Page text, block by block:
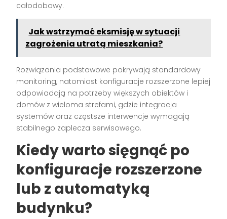
całodobowy.
Jak wstrzymać eksmisję w sytuacji
zagrożenia utratą mieszkania?
Rozwiązania podstawowe pokrywają standardowy
monitoring, natomiast konfiguracje rozszerzone lepiej
odpowiadają na potrzeby większych obiektów i
domów z wieloma strefami, gdzie integracja
systemów oraz częstsze interwencje wymagają
stabilnego zaplecza serwisowego.
Kiedy warto sięgnąć po
konfiguracje rozszerzone
lub z automatyką
budynku?